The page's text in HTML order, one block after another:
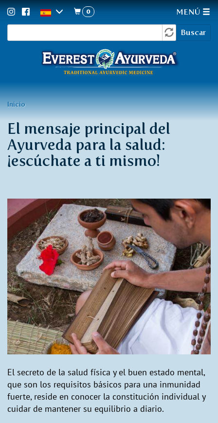
de
búsqueda
Buscar
0 MENÚ
Usted
está
aquí
Inicio
El mensaje principal del
Ayurveda para la salud:
¡escúchate a ti mismo!
El secreto de la salud física y el buen estado mental,
que son los requisitos básicos para una inmunidad
fuerte, reside en conocer la constitución individual y
cuidar de mantener su equilibrio a diario.